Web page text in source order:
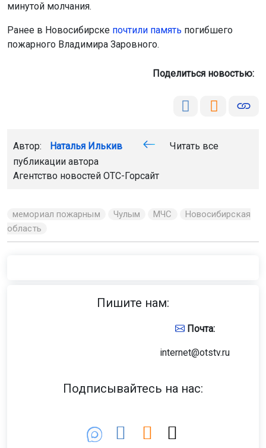
минутой молчания.
Ранее в Новосибирске почтили память погибшего
пожарного Владимира Заровного.
Поделиться новостью:
Автор: Наталья Илькив
Читать все
публикации автора
Агентство новостей ОТС-Горсайт
мемориал пожарным Чулым МЧС
Новосибирская
область
Пишите нам:
Почта:
internet@otstv.ru
Подписывайтесь на нас: